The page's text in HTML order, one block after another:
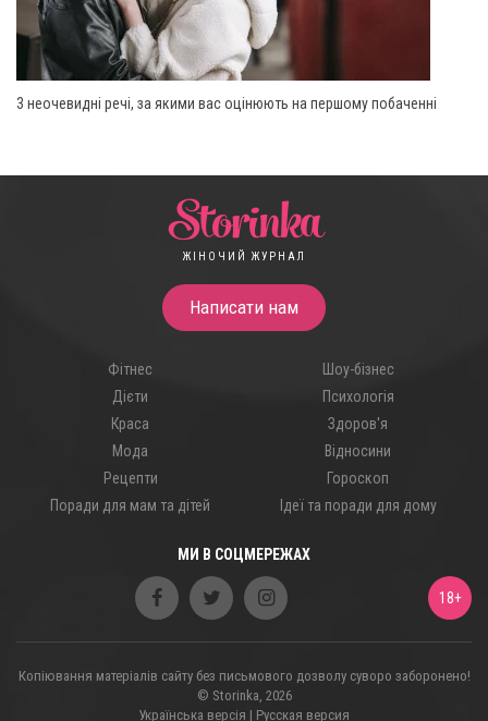
3 неочевидні речі, за якими вас оцінюють на першому побаченні
Storinka
ЖІНОЧИЙ ЖУРНАЛ
Написати нам
Фітнес
Шоу-бізнес
Дієти
Психологія
Краса
Здоров'я
Мода
Відносини
Рецепти
Гороскоп
Поради для мам та дітей
Ідеї ​​та поради для дому
МИ В СОЦМЕРЕЖАХ
18+
Копіювання матеріалів сайту без письмового дозволу суворо заборонено!
© Storinka, 2026
Українська версія | Русская версия